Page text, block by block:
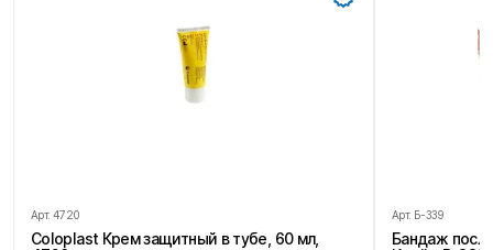
Арт. 4720
Coloplast Крем защитный в тубе, 60 мл,
Арт. Б-339
Бандаж